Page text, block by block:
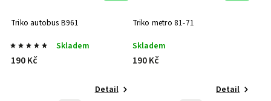
Triko autobus B961
Skladem
190 Kč
Detail
Triko metro 81-71
Skladem
190 Kč
Detail